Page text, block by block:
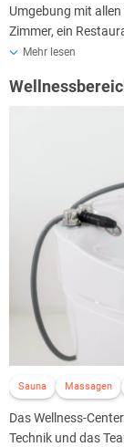
Umgebung mit
Zimmer, ein
medizinischen und
Mehr lesen
Sauna Massagen
Das Wellness-
Technik und das